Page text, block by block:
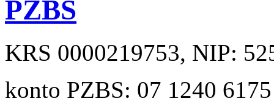
PZBS
KRS 0000219753, NIP:
konto PZBS: 07 1240